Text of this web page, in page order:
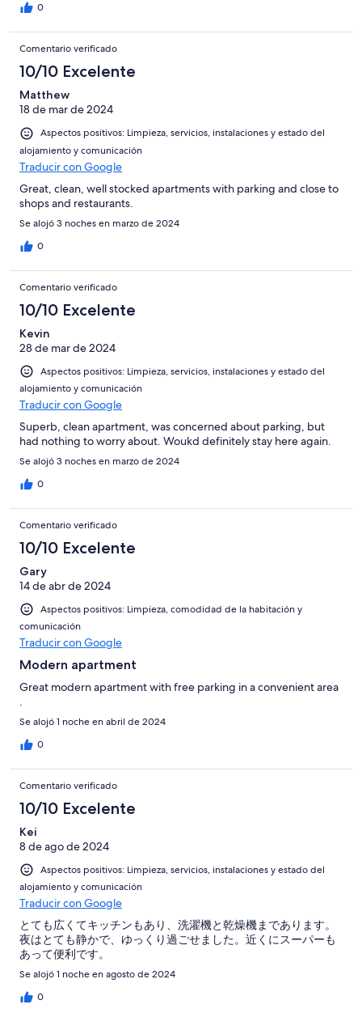
0
Comentario verificado
10/10 Excelente
Matthew
18 de mar de 2024
Aspectos positivos: Limpieza, servicios, instalaciones y estado del
alojamiento y comunicación
Traducir con Google
Great, clean, well stocked apartments with parking and close to
shops and restaurants.
Se alojó 3 noches en marzo de 2024
0
Comentario verificado
10/10 Excelente
Kevin
28 de mar de 2024
Aspectos positivos: Limpieza, servicios, instalaciones y estado del
alojamiento y comunicación
Traducir con Google
Superb, clean apartment, was concerned about parking, but
had nothing to worry about. Woukd definitely stay here again.
Se alojó 3 noches en marzo de 2024
0
Comentario verificado
10/10 Excelente
Gary
14 de abr de 2024
Aspectos positivos: Limpieza, comodidad de la habitación y
comunicación
Traducir con Google
Modern apartment
Great modern apartment with free parking in a convenient area
.
Se alojó 1 noche en abril de 2024
0
Comentario verificado
10/10 Excelente
Kei
8 de ago de 2024
Aspectos positivos: Limpieza, servicios, instalaciones y estado del
alojamiento y comunicación
Traducir con Google
とても広くてキッチンもあり、洗濯機と乾燥機まであります。
夜はとても静かで、ゆっくり過ごせました。近くにスーパーも
あって便利です。
Se alojó 1 noche en agosto de 2024
0